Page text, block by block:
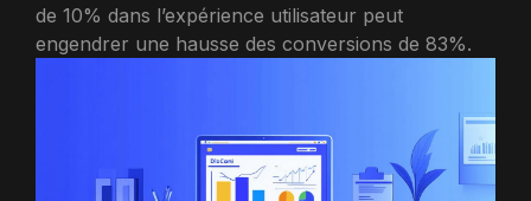
de 10% dans l’expérience utilisateur peut
engendrer une hausse des conversions de 83%.